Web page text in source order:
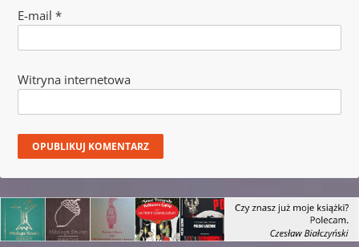
E-mail *
Witryna internetowa